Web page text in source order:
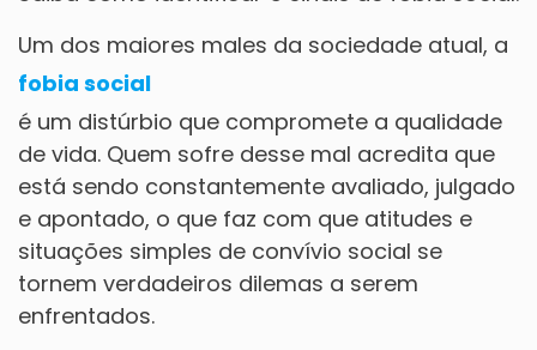
Um dos maiores males da sociedade atual, a
fobia social
é um distúrbio que compromete a qualidade
de vida. Quem sofre desse mal acredita que
está sendo constantemente avaliado, julgado
e apontado, o que faz com que atitudes e
situações simples de convívio social se
tornem verdadeiros dilemas a serem
enfrentados.